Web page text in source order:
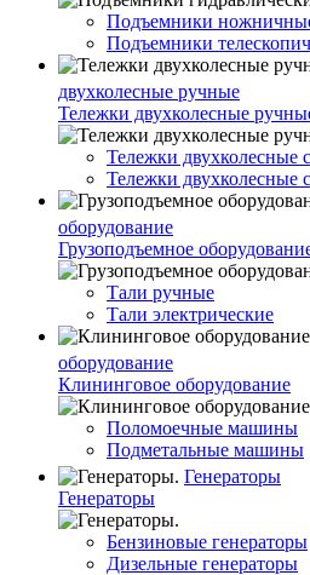
Подъемники
Подъемники
двухколесные ручные
Тележки двухколесные
Тележки двухколесные
Тележки двухколесные
оборудование
Грузоподъемное
Тали ручные
Тали электрические
оборудование
Клининговое оборудование
Поломоечные машины
Подметальные машины
Генераторы
Генераторы
Бензиновые генераторы
Дизельные генераторы